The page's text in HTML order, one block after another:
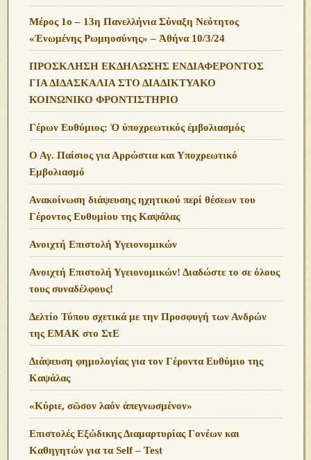
Μέρος 1ο – 13η Πανελλήνια Σύναξη Νεότητος
«Ἑνωμένης Ρωμηοσύνης» – Ἀθήνα 10/3/24
ΠΡΟΣΚΛΗΣΗ ΕΚΔΗΛΩΣΗΣ ΕΝΔΙΑΦΕΡΟΝΤΟΣ
ΓΙΑ ΔΙΔΑΣΚΑΛΙΑ ΣΤΟ ΔΙΑΔΙΚΤΥΑΚΟ
ΚΟΙΝΩΝΙΚΟ ΦΡΟΝΤΙΣΤΗΡΙΟ
Γέρων Ευθύμιος: Ὁ ὑποχρεωτικός ἐμβολιασμός
Ο Αγ. Παίσιος για Αρρώστια και Υποχρεωτικό
Εμβολιασμό
Ανακοίνωση διάψευσης ηχητικού περί θέσεων του
Γέροντος Ευθυμίου της Καψάλας
Ανοιχτή Επιστολή Υγειονομικών
Ανοιχτή Επιστολή Υγειονομικών! Διαδώστε το σε όλους
τους συναδέλφους!
Δελτίο Τύπου σχετικά με την Προσφυγή των Ανδρών
της ΕΜΑΚ στο ΣτΕ
Διάψευση φημολογίας για τον Γέροντα Ευθύμιο της
Καψάλας
«Κύριε, σῶσον λαόν ἀπεγνωσμένον»
Επιστολές Εξώδικης Διαμαρτυρίας Γονέων και
Καθηγητών για τα Self – Test